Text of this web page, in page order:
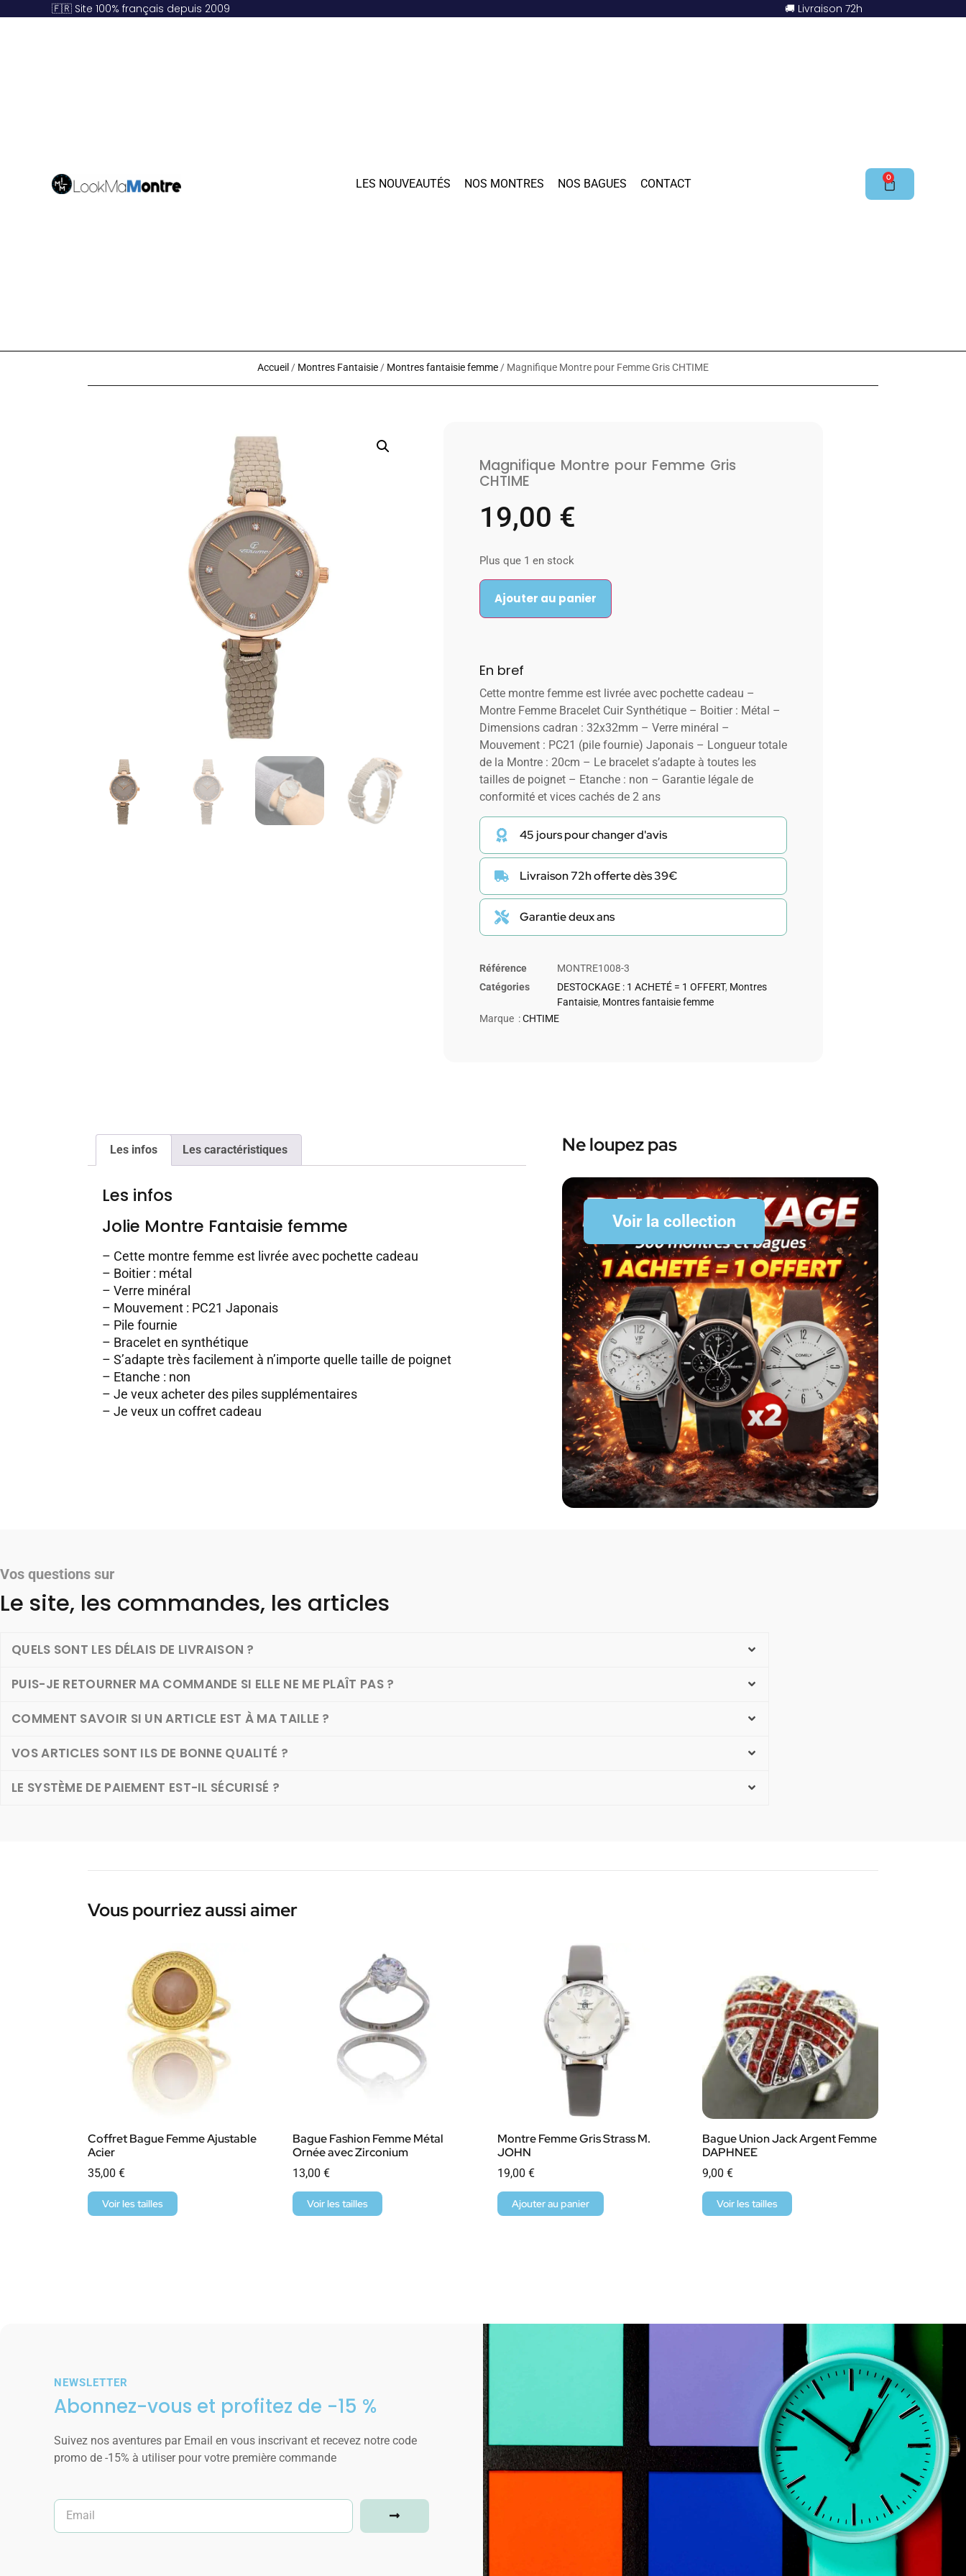
🇫🇷 Site 100% français depuis 2009 🚚 Livraison 72h
LES NOUVEAUTÉS NOS MONTRES NOS BAGUES CONTACT 0
Accueil / Montres Fantaisie / Montres fantaisie femme / Magnifique Montre pour Femme Gris CHTIME
Magnifique Montre pour Femme Gris
CHTIME
19,00 €
Plus que 1 en stock
Ajouter au panier
En bref
Cette montre femme est livrée avec pochette cadeau –
Montre Femme Bracelet Cuir Synthétique – Boitier : Métal –
Dimensions cadran : 32x32mm – Verre minéral –
Mouvement : PC21 (pile fournie) Japonais – Longueur totale
de la Montre : 20cm – Le bracelet s’adapte à toutes les
tailles de poignet – Etanche : non – Garantie légale de
conformité et vices cachés de 2 ans
45 jours pour changer d'avis
Livraison 72h offerte dès 39€
Garantie deux ans
Référence
MONTRE1008-3
Catégories
DESTOCKAGE : 1 ACHETÉ = 1 OFFERT, Montres
Fantaisie, Montres fantaisie femme
Marque :CHTIME
Les infos Les caractéristiques
Les infos
Jolie Montre Fantaisie femme
– Cette montre femme est livrée avec pochette cadeau
– Boitier : métal
– Verre minéral
– Mouvement : PC21 Japonais
– Pile fournie
– Bracelet en synthétique
– S’adapte très facilement à n’importe quelle taille de poignet
– Etanche : non
– Je veux acheter des piles supplémentaires
– Je veux un coffret cadeau
Ne loupez pas
Voir la collection
Vos questions sur
Le site, les commandes, les articles
QUELS SONT LES DÉLAIS DE LIVRAISON ?
PUIS-JE RETOURNER MA COMMANDE SI ELLE NE ME PLAÎT PAS ?
COMMENT SAVOIR SI UN ARTICLE EST À MA TAILLE ?
VOS ARTICLES SONT ILS DE BONNE QUALITÉ ?
LE SYSTÈME DE PAIEMENT EST-IL SÉCURISÉ ?
Vous pourriez aussi aimer
Coffret Bague Femme Ajustable
Acier
35,00 €
Voir les tailles
Bague Fashion Femme Métal
Ornée avec Zirconium
13,00 €
Voir les tailles
Montre Femme Gris Strass M.
JOHN
19,00 €
Ajouter au panier
Bague Union Jack Argent Femme
DAPHNEE
9,00 €
Voir les tailles
NEWSLETTER
Abonnez-vous et profitez de -15 %
Suivez nos aventures par Email en vous inscrivant et recevez notre code
promo de -15% à utiliser pour votre première commande